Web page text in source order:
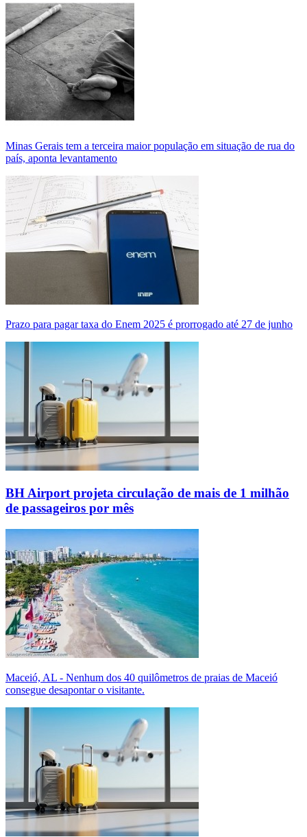
Minas Gerais tem a terceira maior população em situação de rua do
país, aponta levantamento
Prazo para pagar taxa do Enem 2025 é prorrogado até 27 de junho
BH Airport projeta circulação de mais de 1 milhão
de passageiros por mês
Maceió, AL - Nenhum dos 40 quilômetros de praias de Maceió
consegue desapontar o visitante.